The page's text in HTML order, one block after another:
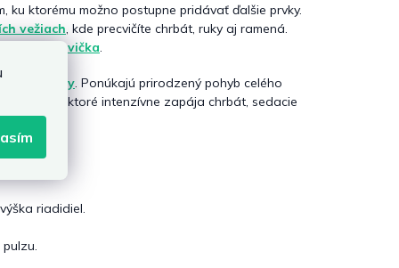
ku ktorému možno postupne pridávať ďalšie prvky.
vežiach, kde precvičíte chrbát, ruky aj ramená.
lavička.
trenažéry. Ponúkajú prirodzený pohyb celého
, ktoré intenzívne zapája chrbát, sedacie
riadidiel.